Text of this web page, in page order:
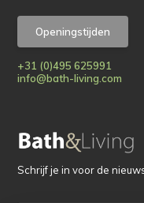
Openingstijden
+31 (0)495 625991
info@bath-living.com
Schrijf je in voor de